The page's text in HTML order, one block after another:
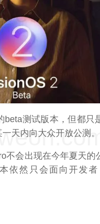
beta测试版本，但都只
天内向大众开放公测。
不会出现在今年夏天的
依然只会面向开发